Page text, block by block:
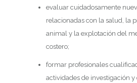
evaluar cuidadosamente
relacionadas con la salud, la
animal y la explotación del
costero;
formar profesionales
actividades de investigación y